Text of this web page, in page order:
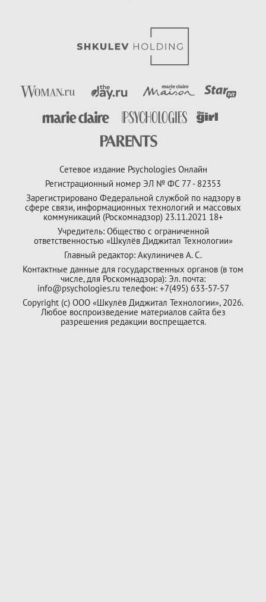
Сетевое издание Psychologies Онлайн
Регистрационный номер ЭЛ № ФС 77 - 82353
Зарегистрировано Федеральной службой по надзору в
сфере связи, информационных технологий и массовых
коммуникаций (Роскомнадзор) 23.11.2021 18+
Учредитель: Общество с ограниченной
ответственностью «Шкулёв Диджитал Технологии»
Главный редактор: Акулиничев А. С.
Контактные данные для государственных органов (в том
числе, для Роскомнадзора): Эл. почта:
info@psychologies.ru телефон: +7(495) 633-57-57
Copyright (с) ООО «Шкулёв Диджитал Технологии», 2026.
Любое воспроизведение материалов сайта без
разрешения редакции воспрещается.